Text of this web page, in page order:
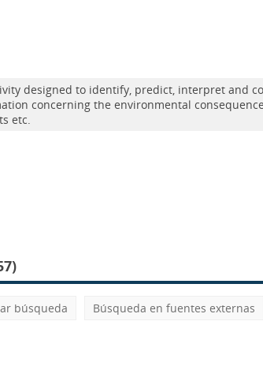
designed to identify, predict, interpret and
concerning the environmental
etc.
búsqueda Búsqueda en fuentes externas